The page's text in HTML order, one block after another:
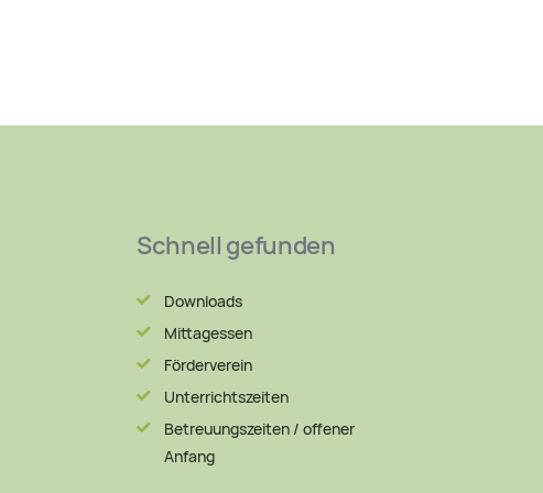
Schnell gefunden
Downloads
Mittagessen
Förderverein
Unterrichtszeiten
Betreuungszeiten / offener
Anfang